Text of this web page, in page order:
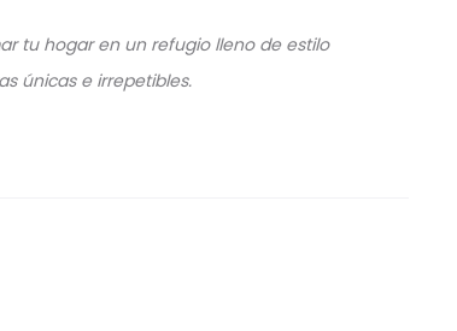
tu hogar en un refugio lleno de estilo
únicas e irrepetibles.